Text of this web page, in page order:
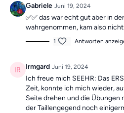
Gabriele Juni 19, 2024
✅✅ das war echt gut aber in
wahrgenommen, kam also
1 Antworten
Irmgard Juni 19, 2024
Ich freue mich SEEHR: Das
Zeit, konnte ich mich wieder,
Seite drehen und die Übungen
der Taillengegend noch